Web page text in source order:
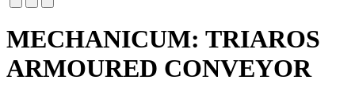
MECHANICUM: TRIAROS
ARMOURED CONVEYOR